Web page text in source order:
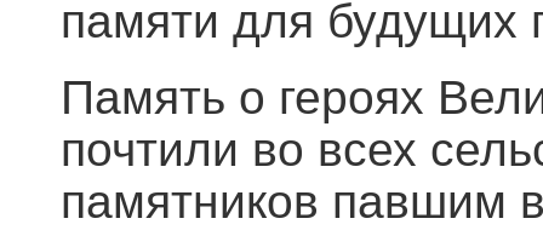
памяти для будущих
Память о героях
почтили во всех
памятников павшим